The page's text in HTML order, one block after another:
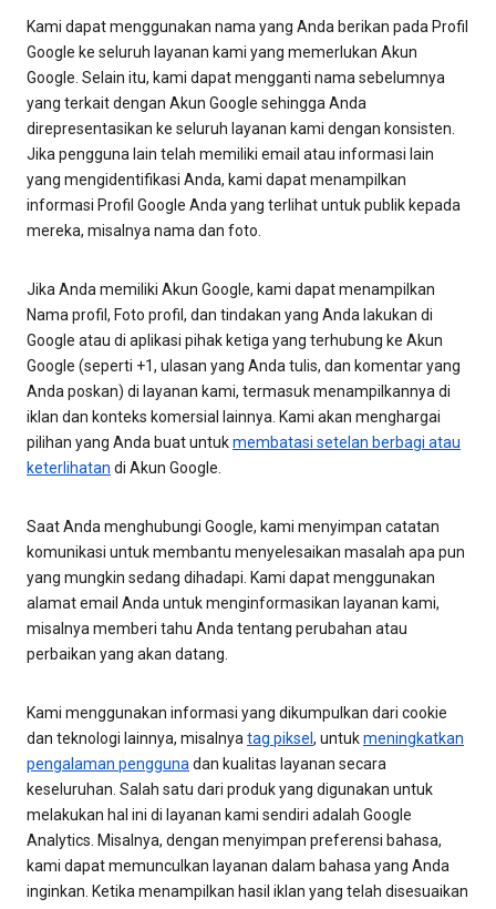
Kami dapat menggunakan nama yang Anda berikan pada Profil
Google ke seluruh layanan kami yang memerlukan Akun
Google. Selain itu, kami dapat mengganti nama sebelumnya
yang terkait dengan Akun Google sehingga Anda
direpresentasikan ke seluruh layanan kami dengan konsisten.
Jika pengguna lain telah memiliki email atau informasi lain
yang mengidentifikasi Anda, kami dapat menampilkan
informasi Profil Google Anda yang terlihat untuk publik kepada
mereka, misalnya nama dan foto.
Jika Anda memiliki Akun Google, kami dapat menampilkan
Nama profil, Foto profil, dan tindakan yang Anda lakukan di
Google atau di aplikasi pihak ketiga yang terhubung ke Akun
Google (seperti +1, ulasan yang Anda tulis, dan komentar yang
Anda poskan) di layanan kami, termasuk menampilkannya di
iklan dan konteks komersial lainnya. Kami akan menghargai
pilihan yang Anda buat untukmembatasi setelan berbagi atau
keterlihatan di Akun Google.
Saat Anda menghubungi Google, kami menyimpan catatan
komunikasi untuk membantu menyelesaikan masalah apa pun
yang mungkin sedang dihadapi. Kami dapat menggunakan
alamat email Anda untuk menginformasikan layanan kami,
misalnya memberi tahu Anda tentang perubahan atau
perbaikan yang akan datang.
Kami menggunakan informasi yang dikumpulkan dari cookie
dan teknologi lainnya, misalnyatag piksel , untukmeningkatkan
pengalaman penggunadan kualitas layanan secara
keseluruhan. Salah satu dari produk yang digunakan untuk
melakukan hal ini di layanan kami sendiri adalah Google
Analytics. Misalnya, dengan menyimpan preferensi bahasa,
kami dapat memunculkan layanan dalam bahasa yang Anda
inginkan. Ketika menampilkan hasil iklan yang telah disesuaikan